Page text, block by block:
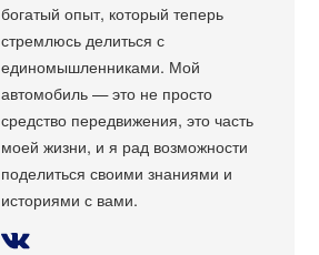
богатый опыт, который теперь
стремлюсь делиться с
единомышленниками. Мой
автомобиль — это не просто
средство передвижения, это часть
моей жизни, и я рад возможности
поделиться своими знаниями и
историями с вами.